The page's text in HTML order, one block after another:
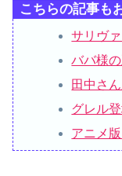
こちらの記事も
サリヴ
ババ様
田中さ
グレル
アニメ